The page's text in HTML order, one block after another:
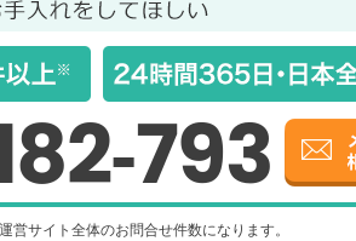
793
サイト全体のお問合せ件数になります。